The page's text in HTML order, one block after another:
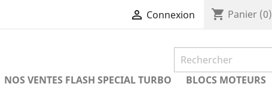
 Connexion shopping_cart Panier (0)
NOS VENTES FLASH SPECIAL TURBO
BLOCS MOTEURS